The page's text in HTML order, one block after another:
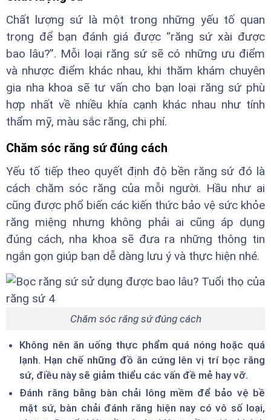
Chất lượng sứ là một trong những yếu tố quan
trọng để bạn đánh giá được “răng sứ xài được
bao lâu?”. Mỗi loại răng sứ sẽ có những ưu điểm
và nhược điểm khác nhau, khi thăm khám chuyên
gia nha khoa sẽ tư vấn cho bạn loại răng sứ phù
hợp nhất về nhiều khía cạnh khác nhau như tính
thẩm mỹ, màu sắc răng, chi phí.
Chăm sóc răng sứ đúng cách
Yếu tố tiếp theo quyết định độ bền răng sứ đó là
cách chăm sóc răng của mỗi người. Hầu như ai
cũng được phổ biến các kiến thức bảo vệ sức khỏe
răng miệng nhưng không phải ai cũng áp dụng
đúng cách, nha khoa sẽ đưa ra những thông tin
ngắn gọn giúp bạn dễ dàng lưu ý và thực hiện nhé.
Chăm sóc răng sứ đúng cách
Không nên ăn uống thực phẩm quá nóng hoặc quá
lạnh. Hạn chế những đồ ăn cứng lên vị trí bọc răng
sứ, điều này sẽ giảm thiểu các vấn đề mẻ hay vỡ.
Đánh răng bằng bàn chải lông mềm để bảo vệ bề
mặt sứ, bàn chải đánh răng hiện nay có vô số loại,